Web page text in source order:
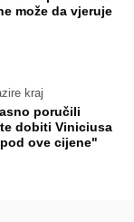
može da vjeruje
kraj
poručili
dobiti Viniciusa
ove cijene"